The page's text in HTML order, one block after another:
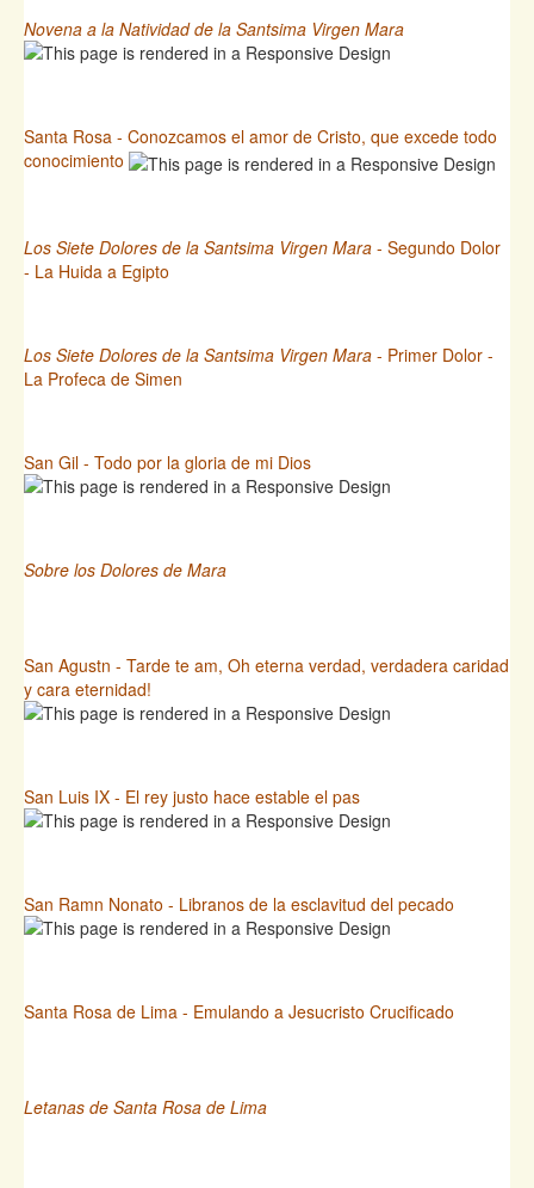
Novena a la Natividad de la Santsima Virgen Mara
Santa Rosa - Conozcamos el amor de Cristo, que excede todo
conocimiento
Los Siete Dolores de la Santsima Virgen Mara - Segundo Dolor
- La Huida a Egipto
Los Siete Dolores de la Santsima Virgen Mara - Primer Dolor -
La Profeca de Simen
San Gil - Todo por la gloria de mi Dios
Sobre los Dolores de Mara
San Agustn - Tarde te am, Oh eterna verdad, verdadera caridad
y cara eternidad!
San Luis IX - El rey justo hace estable el pas
San Ramn Nonato - Libranos de la esclavitud del pecado
Santa Rosa de Lima - Emulando a Jesucristo Crucificado
Letanas de Santa Rosa de Lima